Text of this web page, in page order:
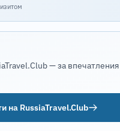
— за
на RussiaTravel.Club